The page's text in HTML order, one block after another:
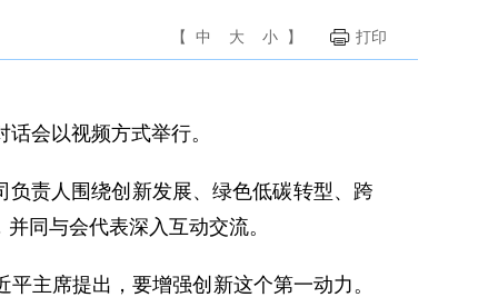
【 中 大 小 】 打印
会以视频方式举行。
责人围绕创新发展、绿色低碳转型、跨
同与会代表深入互动交流。
主席提出，要增强创新这个第一动力。